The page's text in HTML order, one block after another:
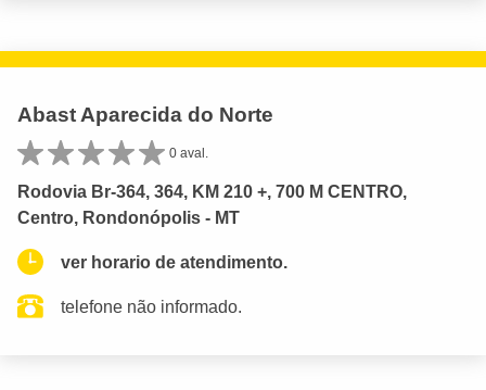
Abast Aparecida do Norte
0 aval.
Rodovia Br-364, 364, KM 210 +, 700 M CENTRO,
Centro, Rondonópolis - MT
ver horario de atendimento.
telefone não informado.